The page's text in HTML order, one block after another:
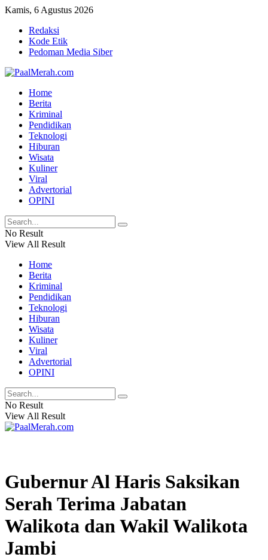
Kamis, 6 Agustus 2026
Redaksi
Kode Etik
Pedoman Media Siber
Home
Berita
Kriminal
Pendidikan
Teknologi
Hiburan
Wisata
Kuliner
Viral
Advertorial
OPINI
No Result
View All Result
Home
Berita
Kriminal
Pendidikan
Teknologi
Hiburan
Wisata
Kuliner
Viral
Advertorial
OPINI
No Result
View All Result
Gubernur Al Haris Saksikan
Serah Terima Jabatan
Walikota dan Wakil Walikota
Jambi